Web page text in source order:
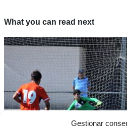
Gestionar
What you can read next